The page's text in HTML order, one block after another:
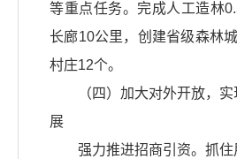
等重点任务。完成人工造林
长廊10公里，创建省级森林
村庄12个。
（四）加大对外开放，
展
强力推进招商引资。抓